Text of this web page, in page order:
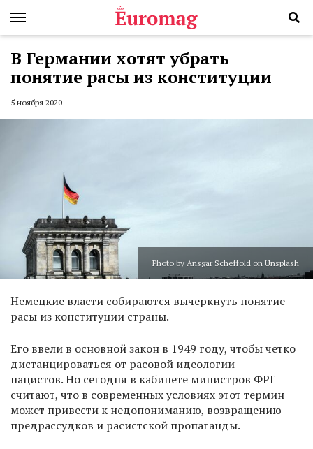
В Германии хотят убрать
понятие расы из конституции
5 ноября 2020
Photo by Ansgar Scheffold on Unsplash
Немецкие власти собираются вычеркнуть понятие
расы из конституции страны.
Его ввели в основной закон в 1949 году, чтобы четко
дистанцироваться от расовой идеологии
нацистов. Но сегодня в кабинете министров ФРГ
считают, что в современных условиях этот термин
может привести к недопониманию, возвращению
предрассудков и расистской пропаганды.